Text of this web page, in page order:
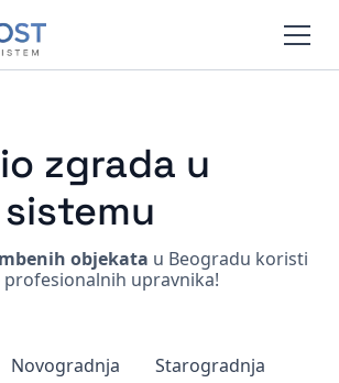
zgrada u
objekata u Beogradu koristi
profesionalnih upravnika!
Novogradnja Starogradnja